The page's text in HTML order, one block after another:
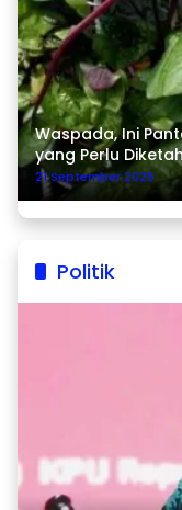
Waspada, Ini
yang Perlu
21 September 2025
Politik